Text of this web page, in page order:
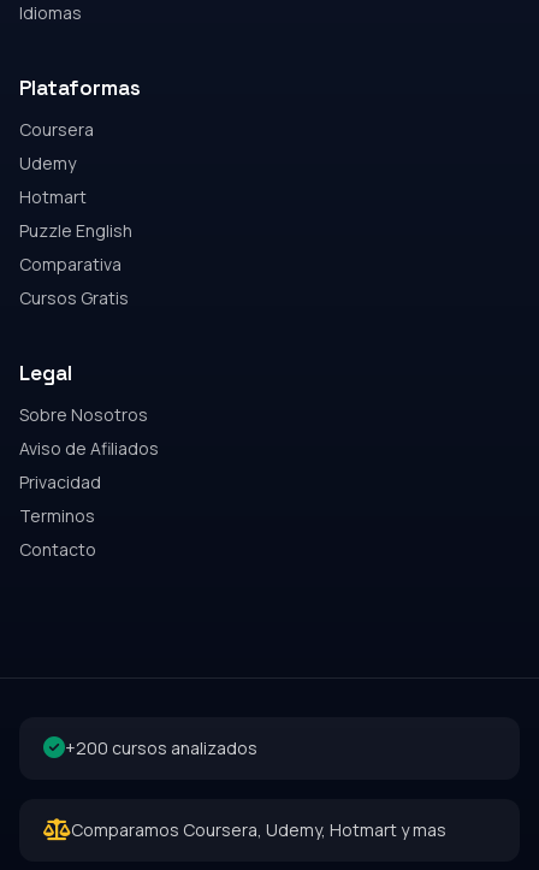
Idiomas
Plataformas
Coursera
Udemy
Hotmart
Puzzle English
Comparativa
Cursos Gratis
Legal
Sobre Nosotros
Aviso de Afiliados
Privacidad
Terminos
Contacto
+200 cursos analizados
Comparamos Coursera, Udemy, Hotmart y mas